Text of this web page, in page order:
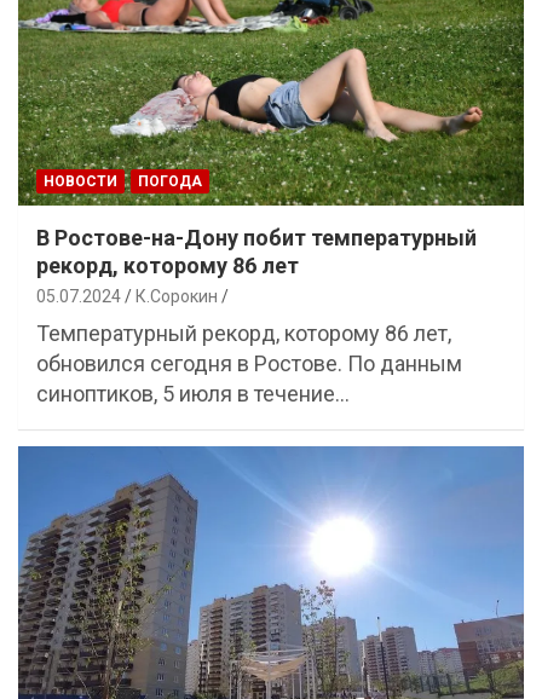
НОВОСТИ ПОГОДА
В Ростове-на-Дону побит температурный
рекорд, которому 86 лет
05.07.2024 К.Сорокин
Температурный рекорд, которому 86 лет,
обновился сегодня в Ростове. По данным
синоптиков, 5 июля в течение…